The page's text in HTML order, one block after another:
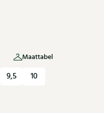
Maattabel
9,5
10